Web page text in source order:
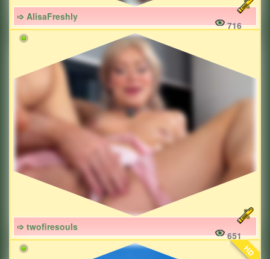
➩ AlisaFreshly
716
➩ twofiresouls
651
HD